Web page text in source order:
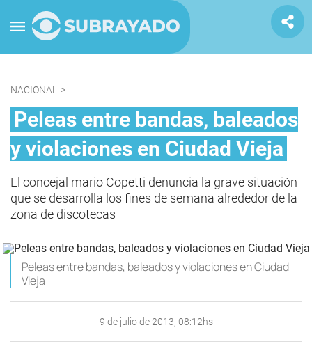
NACIONAL >
Peleas entre bandas, baleados
y violaciones en Ciudad Vieja
El concejal mario Copetti denuncia la grave situación
que se desarrolla los fines de semana alrededor de la
zona de discotecas
Peleas entre bandas, baleados y violaciones en Ciudad
Vieja
9 de julio de 2013, 08:12hs